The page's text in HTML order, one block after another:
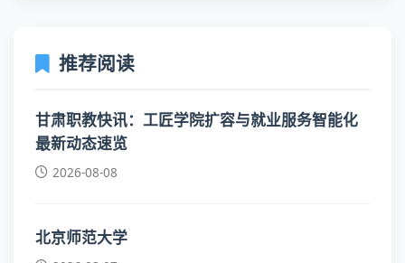
推荐阅读
甘肃职教快讯：工匠学院扩容与就业服务智能化
最新动态速览
2026-08-08
北京师范大学